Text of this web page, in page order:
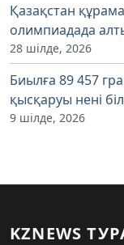
Қазақстан
олимпиадада
28 шілде, 2026
Биылға 89 457
қысқаруы нені
9 шілде, 2026
KZNEWS